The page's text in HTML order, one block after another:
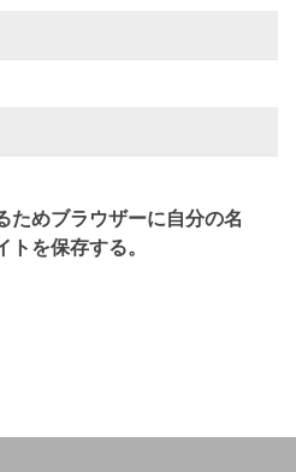
ためブラウザーに自分の名
を保存する。